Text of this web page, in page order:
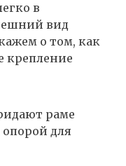
в
вид
о том, как
крепление
раме
опорой для